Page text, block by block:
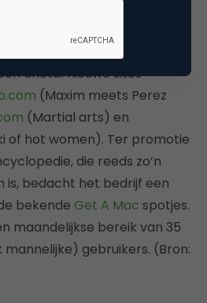
en plaatjes als
drietal nieuwe sites
(Maxim meets Perez
(Martial arts) en
of hot women). Ter promotie
die reeds zo’n
is, bedacht het bedrijf een
bekende Get A Mac spotjes.
maandelijkse bereik van 35
gebruikers. (Bron: